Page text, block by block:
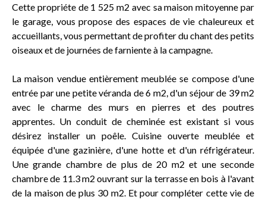
Cette propriéte de 1 525 m2 avec sa maison mitoyenne par
le garage, vous propose des espaces de vie chaleureux et
accueillants, vous permettant de profiter du chant des petits
oiseaux et de journées de farniente à la campagne.
La maison vendue entièrement meublée se compose d'une
entrée par une petite véranda de 6 m2, d'un séjour de 39 m2
avec le charme des murs en pierres et des poutres
apprentes. Un conduit de cheminée est existant si vous
désirez installer un poêle. Cuisine ouverte meublée et
équipée d'une gazinière, d'une hotte et d'un réfrigérateur.
Une grande chambre de plus de 20 m2 et une seconde
chambre de 11.3 m2 ouvrant sur la terrasse en bois à l'avant
de la maison de plus 30 m2. Et pour compléter cette vie de